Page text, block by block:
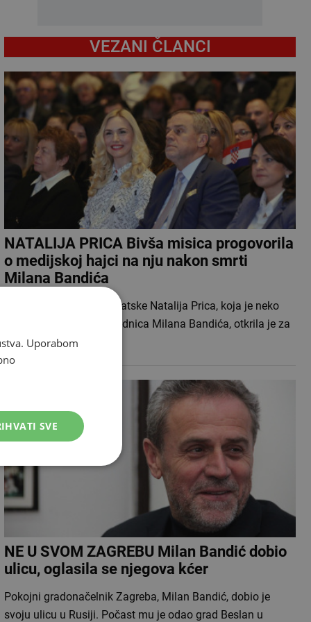
VEZANI ČLANCI
NATALIJA PRICA Bivša misica progovorila
o medijskoj hajci na nju nakon smrti
Milana Bandića
Bivša Miss universe Hrvatske Natalija Prica, koja je neko
vrijeme bila i bliska suradnica Milana Bandića, otkrila je za
IN Magazin da je…
NE U SVOM ZAGREBU Milan Bandić dobio
ulicu, oglasila se njegova kćer
Pokojni gradonačelnik Zagreba, Milan Bandić, dobio je
svoju ulicu u Rusiji. Počast mu je odao grad Beslan u
Uporabom
SVE